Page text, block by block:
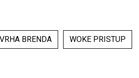
BRENDA WOKE PRISTUP